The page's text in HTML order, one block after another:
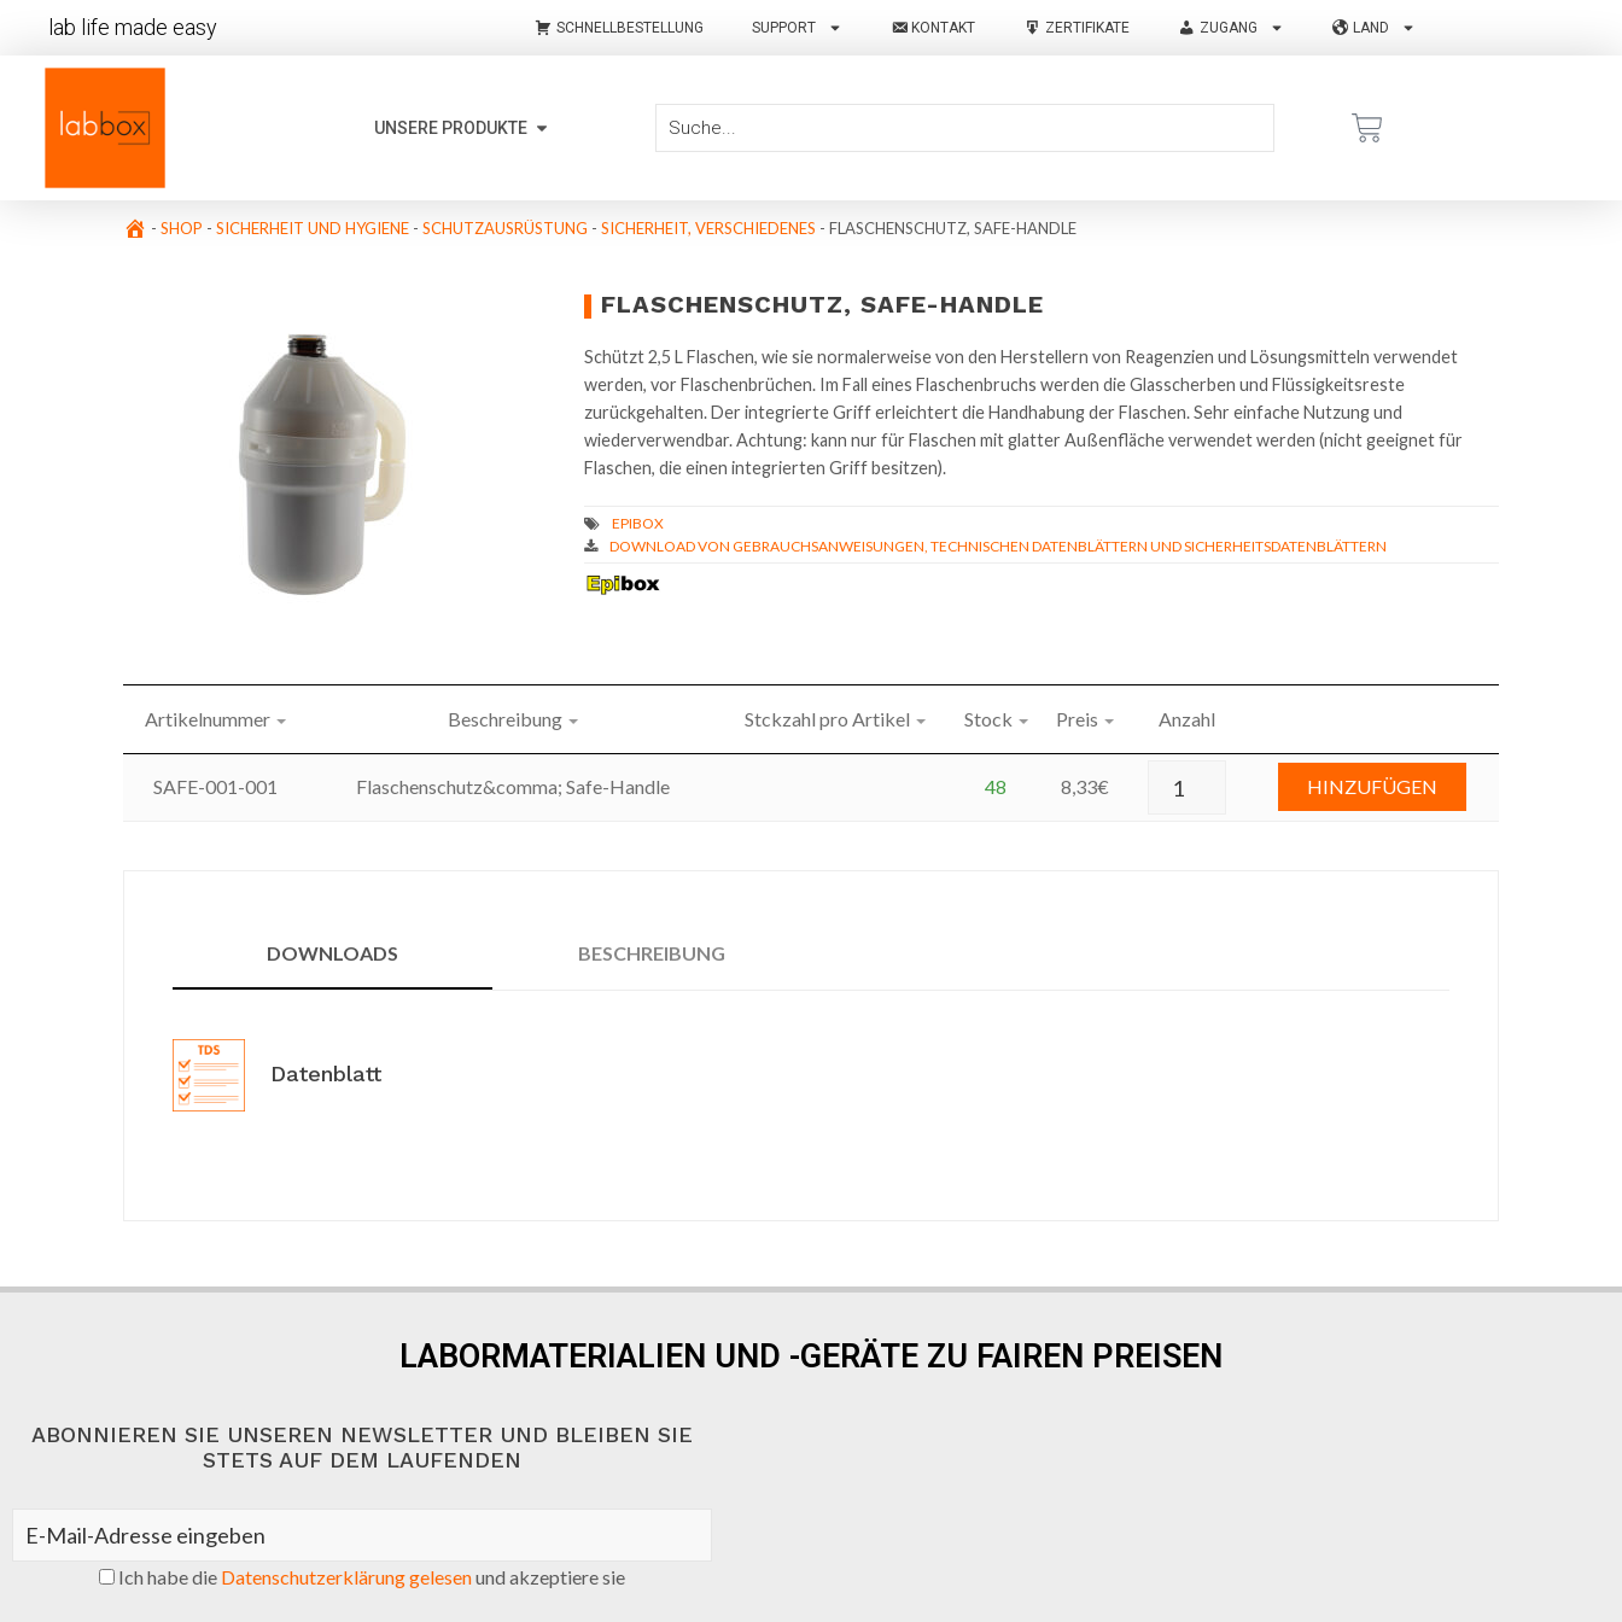
lab life made easy SCHNELLBESTELLUNG SUPPORT KONTAKT ZERTIFIKATE ZUGANG LAND
UNSERE PRODUKTE
- SHOP - SICHERHEIT UND HYGIENE - SCHUTZAUSRÜSTUNG - SICHERHEIT, VERSCHIEDENES - FLASCHENSCHUTZ, SAFE-HANDLE
FLASCHENSCHUTZ, SAFE-HANDLE
Schützt 2,5 L Flaschen, wie sie normalerweise von den Herstellern von Reagenzien und Lösungsmitteln verwendet
werden, vor Flaschenbrüchen. Im Fall eines Flaschenbruchs werden die Glasscherben und Flüssigkeitsreste
zurückgehalten. Der integrierte Griff erleichtert die Handhabung der Flaschen. Sehr einfache Nutzung und
wiederverwendbar. Achtung: kann nur für Flaschen mit glatter Außenfläche verwendet werden (nicht geeignet für
Flaschen, die einen integrierten Griff besitzen).
DOWNLOAD VON GEBRAUCHSANWEISUNGEN, TECHNISCHEN DATENBLÄTTERN UND SICHERHEITSDATENBLÄTTERN
Artikelnummer Beschreibung Stckzahl pro Artikel Stock Preis Anzahl
SAFE-001-001 Flaschenschutz&comma; Safe-Handle 48 8,33€ HINZUFÜGEN
DOWNLOADS BESCHREIBUNG
Datenblatt
LABORMATERIALIEN UND -GERÄTE ZU FAIREN PREISEN
ABONNIEREN SIE UNSEREN NEWSLETTER UND BLEIBEN SIE
STETS AUF DEM LAUFENDEN
Ich habe die Datenschutzerklärung gelesenund akzeptiere sie